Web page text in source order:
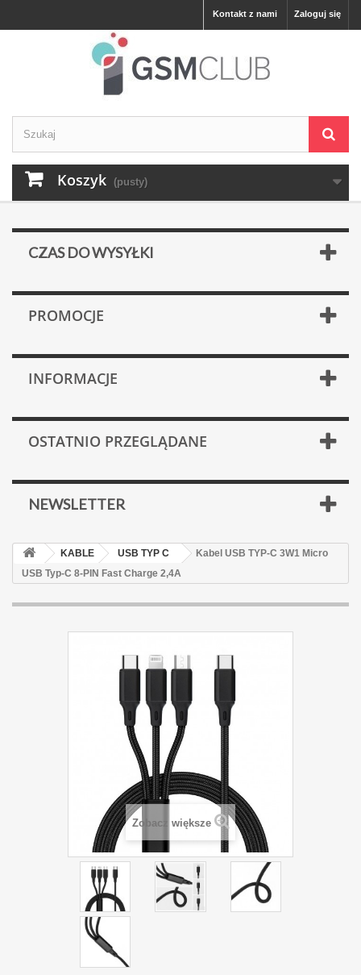
Zaloguj się
Kontakt z nami
Koszyk (pusty)
CZAS DO WYSYŁKI
PROMOCJE
INFORMACJE
OSTATNIO PRZEGLĄDANE
NEWSLETTER
KABLE USB TYP C
Kabel USB TYP-C 3W1 Micro
USB Typ-C 8-PIN Fast Charge 2,4A
Zobacz większe